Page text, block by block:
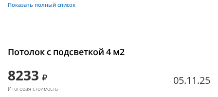
Показать полный список
Потолок с подсветкой 4 м2
8233
Итоговая стоимость
05.11.25